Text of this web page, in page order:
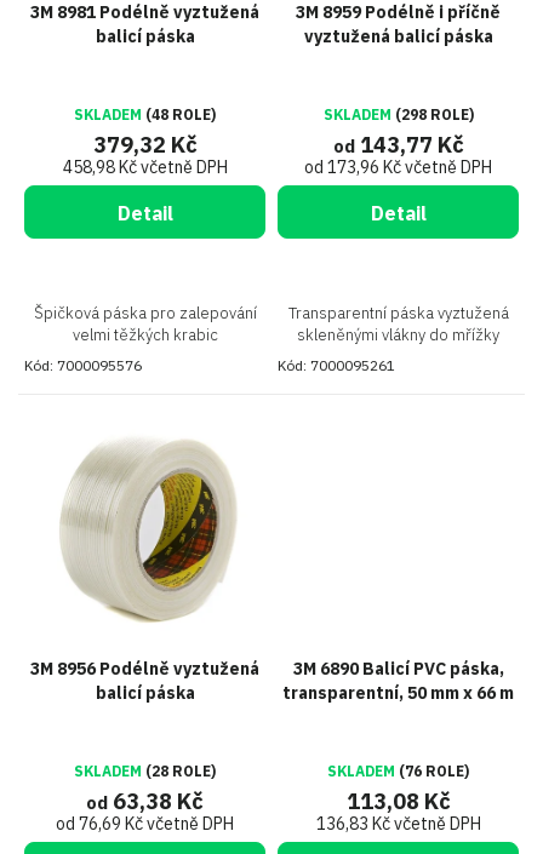
3M 8981 Podélně vyztužená
balicí páska
SKLADEM (48 ROLE)
458,98 Kč včetně DPH
379,32 Kč
Detail
Špičková páska pro zalepování
velmi těžkých krabic
Kód: 7000095576
3M 8959 Podélně i příčně
vyztužená balicí páska
SKLADEM (298 ROLE)
od 173,96 Kč včetně DPH
od143,77 Kč
Detail
Transparentní páska vyztužená
skleněnými vlákny do mřížky
Kód: 7000095261
3M 8956 Podélně vyztužená
balicí páska
SKLADEM (28 ROLE)
od 76,69 Kč včetně DPH
od 63,38 Kč
3M 6890 Balicí PVC páska,
transparentní, 50 mm x 66 m
SKLADEM (76 ROLE)
136,83 Kč včetně DPH
113,08 Kč